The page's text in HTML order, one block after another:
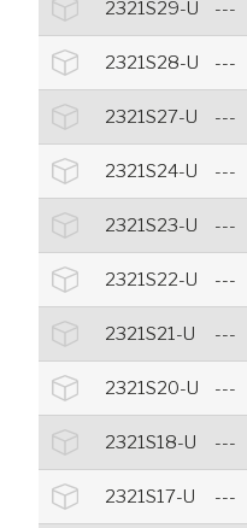
2321S29-U ---
2321S28-U ---
2321S27-U ---
2321S24-U ---
2321S23-U ---
2321S22-U ---
2321S21-U ---
2321S20-U ---
2321S18-U ---
2321S17-U ---